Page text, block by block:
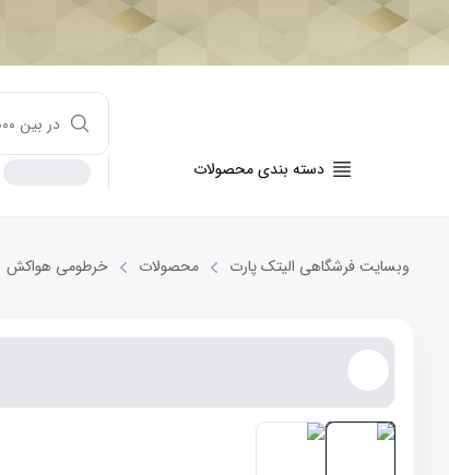
دسته بندی محصولات
وبسایت فرشگاهی الیتک پارت محصولات خرطومی هواکش